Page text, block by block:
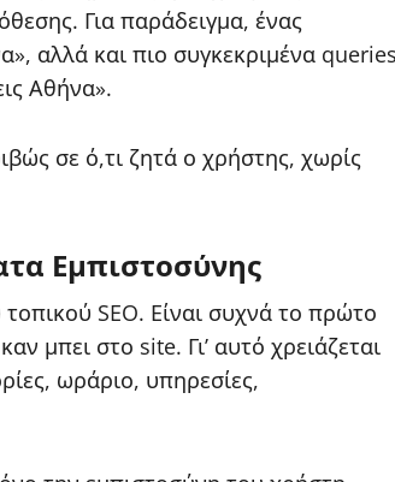
Για παράδειγμα, ένας
αλλά και πιο συγκεκριμένα
Αθήνα».
σε ό,τι ζητά ο χρήστης, χωρίς
Εμπιστοσύνης
SEO. Είναι συχνά το πρώτο
μπει στο site. Γι’ αυτό χρειάζεται
ωράριο, υπηρεσίες,